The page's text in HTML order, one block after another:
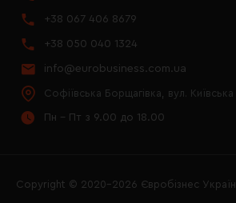
+38 067 406 8679
+38 050 040 1324
info@eurobusiness.com.ua
Софіївська Борщагівка, вул. Київська
Пн - Пт з 9.00 до 18.00
Copyright © 2020–2026 Євробізнес